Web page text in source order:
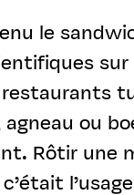
le
ou
Rôtir une